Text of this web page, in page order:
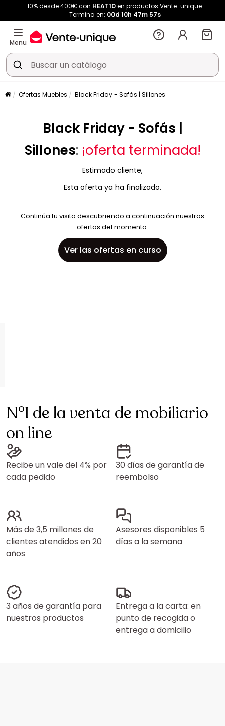
-10% desde 400€ con HEAT10en productos Vente-unique
Termina en: 00d 10h 47m 56s
Menu
Ofertas Muebles Black Friday - Sofás | Sillones
Black Friday - Sofás |
Sillones: ¡oferta terminada!
Estimado cliente,
Esta oferta ya ha finalizado.
Continúa tu visita descubriendo a continuación nuestras
ofertas del momento.
Ver las ofertas en curso
N°1 de la venta de mobiliario
on line
Recibe un vale del 4% por
cada pedido
30 días de garantía de
reembolso
Más de 3,5 millones de
clientes atendidos en 20
años
Asesores disponibles 5
días a la semana
3 años de garantía para
nuestros productos
Entrega a la carta: en
punto de recogida o
entrega a domicilio